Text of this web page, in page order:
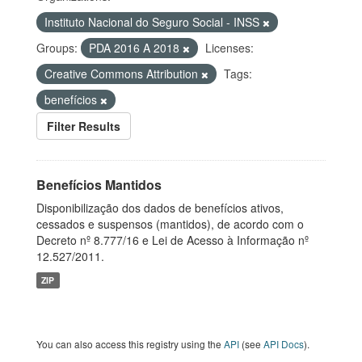
Instituto Nacional do Seguro Social - INSS
Groups:
PDA 2016 A 2018
Licenses:
Creative Commons Attribution
Tags:
benefícios
Filter Results
Benefícios Mantidos
Disponibilização dos dados de benefícios ativos,
cessados e suspensos (mantidos), de acordo com o
Decreto nº 8.777/16 e Lei de Acesso à Informação nº
12.527/2011.
ZIP
You can also access this registry using the API (see API Docs).